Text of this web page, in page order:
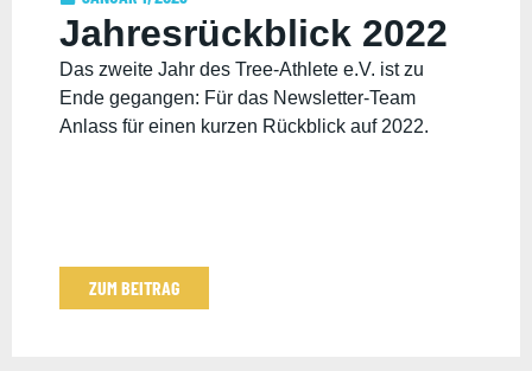
Jahresrückblick 2022
Das zweite Jahr des Tree-Athlete e.V. ist zu
Ende gegangen: Für das Newsletter-Team
Anlass für einen kurzen Rückblick auf 2022.
ZUM BEITRAG